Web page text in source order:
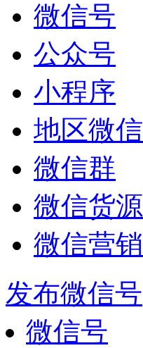
微信号
公众号
小程序
地区微信
微信群
微信货源
微信营销
发布微信号
微信号